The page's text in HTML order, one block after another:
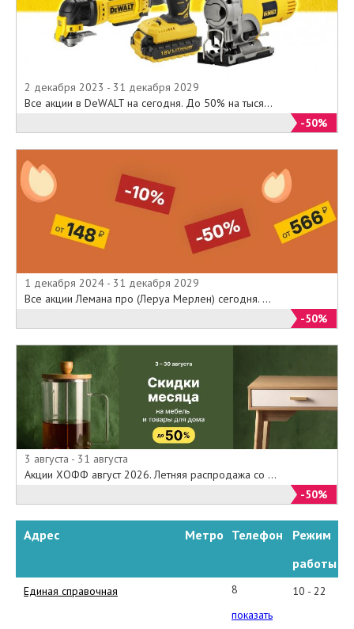
2 декабря 2023 - 31 декабря 2029
Все акции в DeWALT на сегодня. До 50% на тыся...
-50%
1 декабря 2024 - 31 декабря 2029
Все акции Лемана про (Леруа Мерлен) сегодня. ...
-50%
3 августа - 31 августа
Акции ХОФФ август 2026. Летняя распродажа со ...
-50%
Адрес Метро Телефон
Режим
работы
Единая справочная
8
800
показать
10 - 22